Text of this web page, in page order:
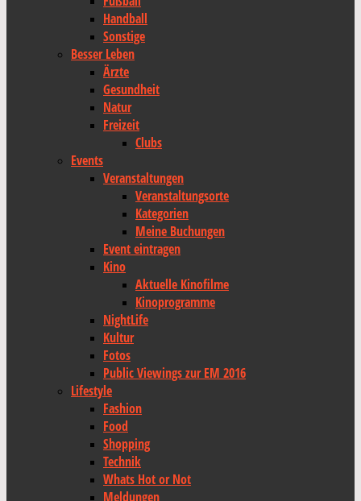
Handball
Sonstige
Besser Leben
Ärzte
Gesundheit
Natur
Freizeit
Clubs
Events
Veranstaltungen
Veranstaltungsorte
Kategorien
Meine Buchungen
Event eintragen
Kino
Aktuelle Kinofilme
Kinoprogramme
NightLife
Kultur
Fotos
Public Viewings zur EM 2016
Lifestyle
Fashion
Food
Shopping
Technik
Whats Hot or Not
Meldungen